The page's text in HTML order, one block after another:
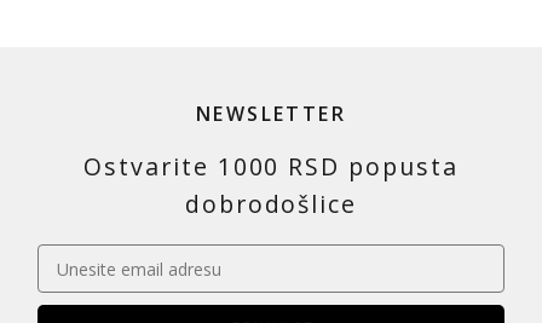
NEWSLETTER
Ostvarite 1000 RSD popusta
dobrodošlice